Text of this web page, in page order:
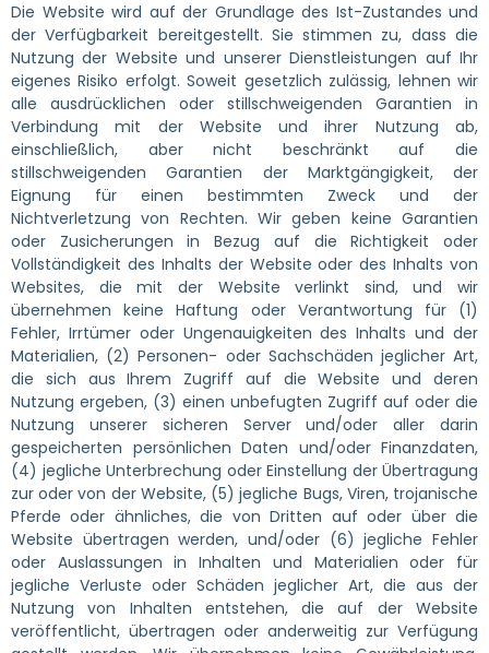
Die Website wird auf der Grundlage des Ist-Zustandes und
der Verfügbarkeit bereitgestellt. Sie stimmen zu, dass die
Nutzung der Website und unserer Dienstleistungen auf Ihr
eigenes Risiko erfolgt. Soweit gesetzlich zulässig, lehnen wir
alle ausdrücklichen oder stillschweigenden Garantien in
Verbindung mit der Website und ihrer Nutzung ab,
einschließlich, aber nicht beschränkt auf die
stillschweigenden Garantien der Marktgängigkeit, der
Eignung für einen bestimmten Zweck und der
Nichtverletzung von Rechten. Wir geben keine Garantien
oder Zusicherungen in Bezug auf die Richtigkeit oder
Vollständigkeit des Inhalts der Website oder des Inhalts von
Websites, die mit der Website verlinkt sind, und wir
übernehmen keine Haftung oder Verantwortung für (1)
Fehler, Irrtümer oder Ungenauigkeiten des Inhalts und der
Materialien, (2) Personen- oder Sachschäden jeglicher Art,
die sich aus Ihrem Zugriff auf die Website und deren
Nutzung ergeben, (3) einen unbefugten Zugriff auf oder die
Nutzung unserer sicheren Server und/oder aller darin
gespeicherten persönlichen Daten und/oder Finanzdaten,
(4) jegliche Unterbrechung oder Einstellung der Übertragung
zur oder von der Website, (5) jegliche Bugs, Viren, trojanische
Pferde oder ähnliches, die von Dritten auf oder über die
Website übertragen werden, und/oder (6) jegliche Fehler
oder Auslassungen in Inhalten und Materialien oder für
jegliche Verluste oder Schäden jeglicher Art, die aus der
Nutzung von Inhalten entstehen, die auf der Website
veröffentlicht, übertragen oder anderweitig zur Verfügung